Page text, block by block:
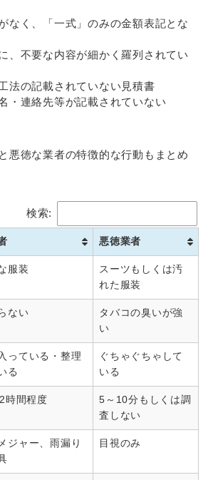
なく、「一式」のみの金額表記とな
、不要な内容が細かく羅列されてい
法の記載されていない見積書
・連絡先等が記載されていない
悪徳な業者の特徴的な行動もまとめ
検索:
悪徳業者
服装
スーツもしくは汚
れた服装
ない
タバコの臭いが強
い
っている・整理
る
ぐちゃぐちゃして
いる
時間程度
5～10分もしくは調
査しない
ジャー、雨漏り
目視のみ